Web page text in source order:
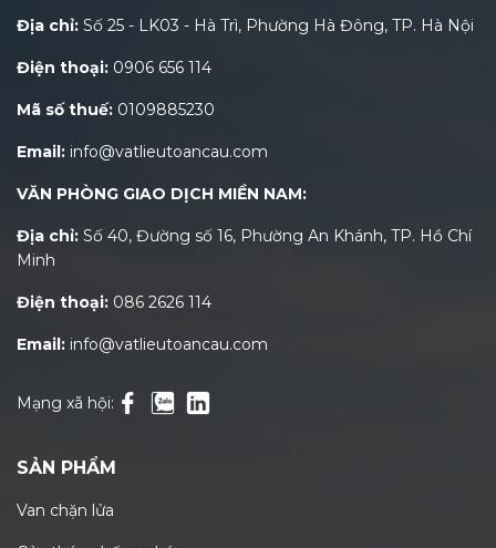
Địa chỉ: Số 25 - LK03 - Hà Trì, Phường Hà Đông, TP. Hà Nội
Điện thoại: 0906 656 114
Mã số thuế: 0109885230
Email: info@vatlieutoancau.com
VĂN PHÒNG GIAO DỊCH MIỀN NAM:
Địa chỉ: Số 40, Đường số 16, Phường An Khánh, TP. Hồ Chí
Minh
Điện thoại: 086 2626 114
Email: info@vatlieutoancau.com
Mạng xã hội:
SẢN PHẨM
Van chặn lửa